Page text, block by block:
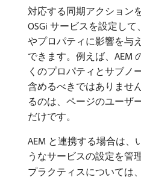
対応する同期アクション
OSGi サービスを設定し
やプロパティに影響を与
できます。例えば、AEM
くのプロパティとサブノ
含めるべきではありませ
るのは、ページのユーザ
だけです。
AEM と連携する場合は、
うなサービスの設定を管
プラクティスについては、